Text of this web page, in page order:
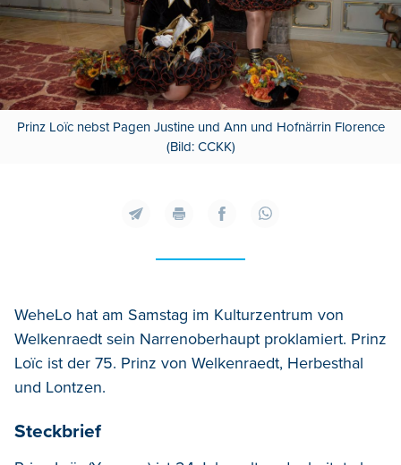
Prinz Loïc nebst Pagen Justine und Ann und Hofnärrin Florence
(Bild: CCKK)
WeheLo hat am Samstag im Kulturzentrum von
Welkenraedt sein Narrenoberhaupt proklamiert. Prinz
Loïc ist der 75. Prinz von Welkenraedt, Herbesthal
und Lontzen.
Steckbrief